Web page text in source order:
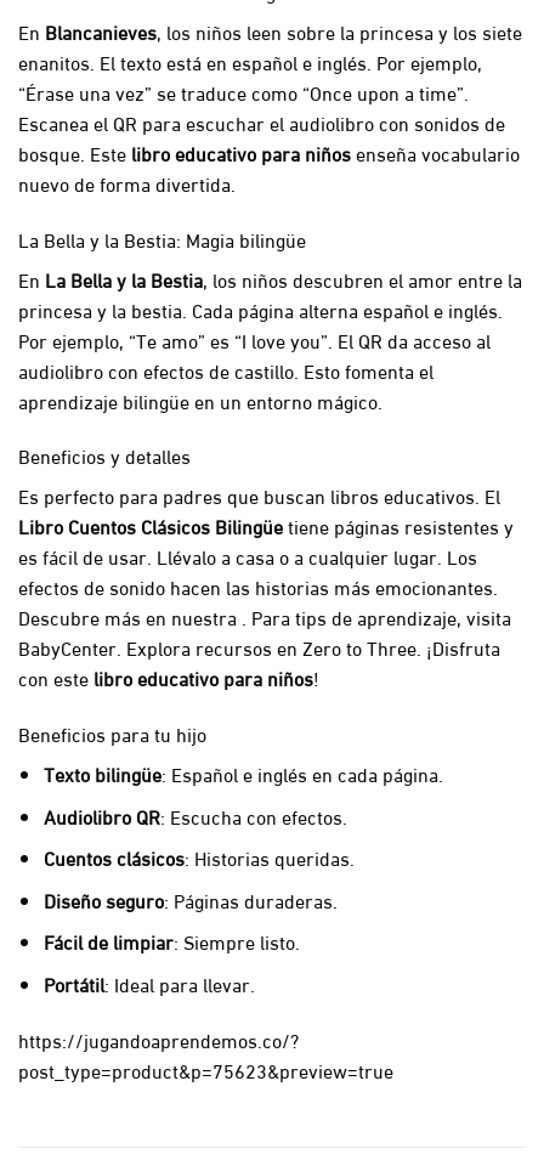
En Blancanieves, los niños leen sobre la princesa y los siete
enanitos. El texto está en español e inglés. Por ejemplo,
“Érase una vez” se traduce como “Once upon a time”.
Escanea el QR para escuchar el audiolibro con sonidos de
bosque. Este libro educativo para niñosenseña vocabulario
nuevo de forma divertida.
La Bella y la Bestia: Magia bilingüe
En La Bella y la Bestia , los niños descubren el amor entre la
princesa y la bestia. Cada página alterna español e inglés.
Por ejemplo, “Te amo” es “I love you”. El QR da acceso al
audiolibro con efectos de castillo. Esto fomenta el
aprendizaje bilingüe en un entorno mágico.
Beneficios y detalles
Es perfecto para padres que buscan libros educativos. El
Libro Cuentos Clásicos Bilingüetiene páginas resistentes y
es fácil de usar. Llévalo a casa o a cualquier lugar. Los
efectos de sonido hacen las historias más emocionantes.
Descubre más en nuestra . Para tips de aprendizaje, visita
BabyCenter . Explora recursos en Zero to Three . ¡Disfruta
con este libro educativo para niños!
Beneficios para tu hijo
Texto bilingüe: Español e inglés en cada página.
Audiolibro QR: Escucha con efectos.
Cuentos clásicos: Historias queridas.
Diseño seguro: Páginas duraderas.
Fácil de limpiar: Siempre listo.
Portátil: Ideal para llevar.
https://jugandoaprendemos.co/?
post_type=product&p=75623&preview=true